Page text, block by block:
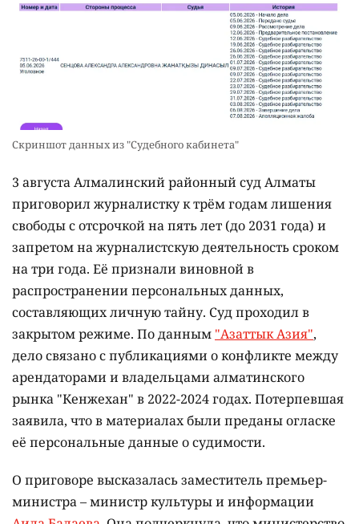
Скриншот данных из "Судебного кабинета"
3 августа Алмалинский районный суд Алматы
приговорил журналистку к трём годам лишения
свободы с отсрочкой на пять лет (до 2031 года) и
запретом на журналистскую деятельность сроком
на три года. Её признали виновной в
распространении персональных данных,
составляющих личную тайну. Суд проходил в
закрытом режиме. По данным "Азаттык Азия",
дело связано с публикациями о конфликте между
арендаторами и владельцами алматинского
рынка "Кенжехан" в 2022-2024 годах. Потерпевшая
заявила, что в материалах были преданы огласке
её персональные данные о судимости.
О приговоре высказалась заместитель премьер-
министра – министр культуры и информации